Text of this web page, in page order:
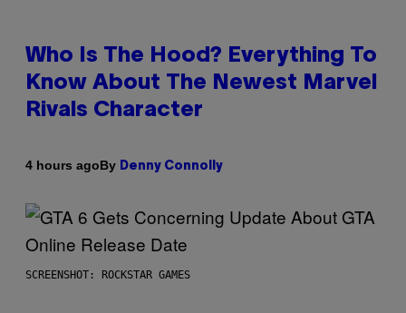
Who Is The Hood? Everything To
Know About The Newest Marvel
Rivals Character
4 hours agoBy Denny Connolly
SCREENSHOT: ROCKSTAR GAMES